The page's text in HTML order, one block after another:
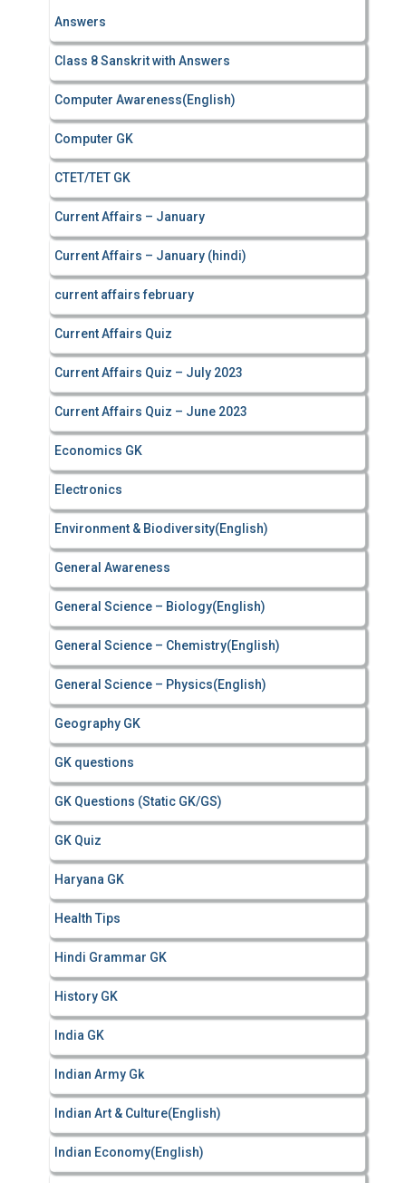
Answers
Class 8 Sanskrit with Answers
Computer Awareness(English)
Computer GK
CTET/TET GK
Current Affairs – January
Current Affairs – January (hindi)
current affairs february
Current Affairs Quiz
Current Affairs Quiz – July 2023
Current Affairs Quiz – June 2023
Economics GK
Electronics
Environment & Biodiversity(English)
General Awareness
General Science – Biology(English)
General Science – Chemistry(English)
General Science – Physics(English)
Geography GK
GK questions
GK Questions (Static GK/GS)
GK Quiz
Haryana GK
Health Tips
Hindi Grammar GK
History GK
India GK
Indian Army Gk
Indian Art & Culture(English)
Indian Economy(English)